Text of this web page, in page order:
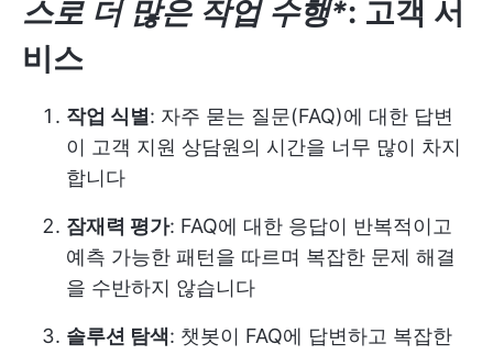
스로 더 많은 작업 수행*: 고객 서
비스
작업 식별: 자주 묻는 질문(FAQ)에 대한 답변
이 고객 지원 상담원의 시간을 너무 많이 차지
합니다
잠재력 평가: FAQ에 대한 응답이 반복적이고
예측 가능한 패턴을 따르며 복잡한 문제 해결
을 수반하지 않습니다
솔루션 탐색: 챗봇이 FAQ에 답변하고 복잡한